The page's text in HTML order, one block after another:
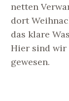
netten
dort
das klare
Hier sind wir
gewesen.